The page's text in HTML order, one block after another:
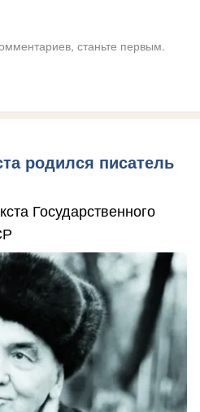
станьте первым.
родился писатель
Государственного